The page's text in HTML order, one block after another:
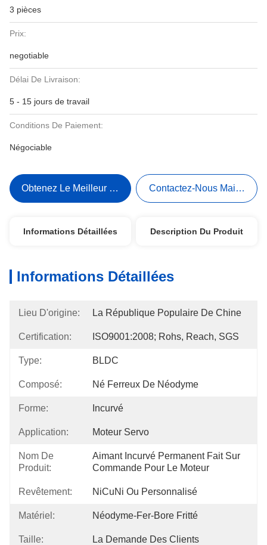
3 pièces
Prix:
negotiable
Délai De Livraison:
5 - 15 jours de travail
Conditions De Paiement:
Négociable
Obtenez Le Meilleur Prix Contactez-Nous Maintenant
Informations Détaillées Description Du Produit
Informations Détaillées
Lieu D'origine: La République Populaire De Chine
Certification: ISO9001:2008; Rohs, Reach, SGS
Type: BLDC
Composé: Né Ferreux De Néodyme
Forme: Incurvé
Application: Moteur Servo
Nom De
Produit:
Aimant Incurvé Permanent Fait Sur
Commande Pour Le Moteur
Revêtement: NiCuNi Ou Personnalisé
Matériel: Néodyme-Fer-Bore Fritté
Taille: La Demande Des Clients